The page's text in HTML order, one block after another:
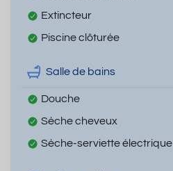
Extincteur
Piscine clôturée
Salle de bains
Douche
Sèche cheveux
Sèche-serviette électrique